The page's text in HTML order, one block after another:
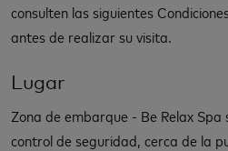
consulten las siguientes
antes de realizar su visita.
Lugar
Zona de embarque - Be Relax
control de seguridad, cerca de la